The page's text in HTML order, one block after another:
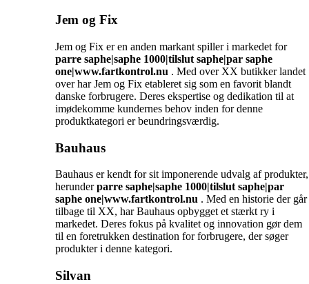
Jem og Fix
Jem og Fix er en anden markant spiller i markedet for
parre saphe|saphe 1000|tilslut saphe|par saphe
one|www.fartkontrol.nu . Med over XX butikker landet
over har Jem og Fix etableret sig som en favorit blandt
danske forbrugere. Deres ekspertise og dedikation til at
imødekomme kundernes behov inden for denne
produktkategori er beundringsværdig.
Bauhaus
Bauhaus er kendt for sit imponerende udvalg af produkter,
herunderparre saphe|saphe 1000|tilslut saphe|par
saphe one|www.fartkontrol.nu . Med en historie der går
tilbage til XX, har Bauhaus opbygget et stærkt ry i
markedet. Deres fokus på kvalitet og innovation gør dem
til en foretrukken destination for forbrugere, der søger
produkter i denne kategori.
Silvan